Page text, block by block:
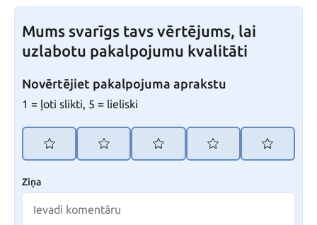
Mums svarīgs tavs vērtējums, lai
uzlabotu pakalpojumu kvalitāti
Novērtējiet pakalpojuma aprakstu
1 = ļoti slikti, 5 = lieliski
Ziņa